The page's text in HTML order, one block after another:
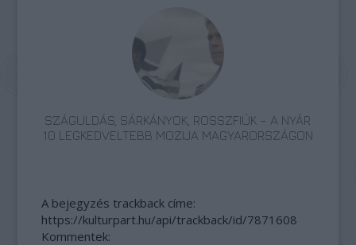
SZÁGULDÁS, SÁRKÁNYOK, ROSSZFIÚK – A NYÁR
10 LEGKEDVELTEBB MOZIJA MAGYARORSZÁGON
A bejegyzés trackback címe:
https://kulturpart.hu/api/trackback/id/7871608
Kommentek: